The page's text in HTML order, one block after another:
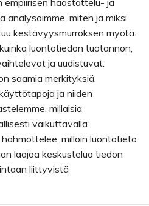
miten ja miksi
kestävyysmurroksen myötä.
luontotiedon tuotannon,
ja uudistuvat.
saamia merkityksiä,
ja niiden
millaisia
vaikuttavalla
milloin luontotieto
laajaa keskustelua tiedon
liittyvistä